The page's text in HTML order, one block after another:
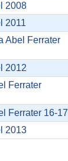
2008
2011
Abel Ferrater
2012
Ferrater
Ferrater 16-17
2013